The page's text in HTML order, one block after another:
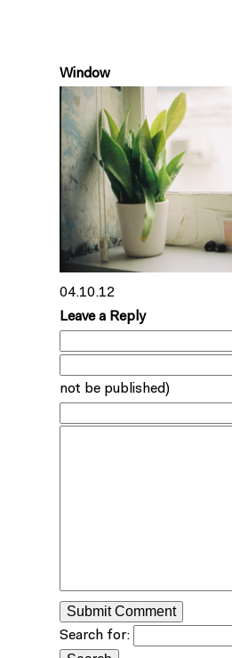
Window
04.10.12
Leave a Reply
not be published)
Search for: